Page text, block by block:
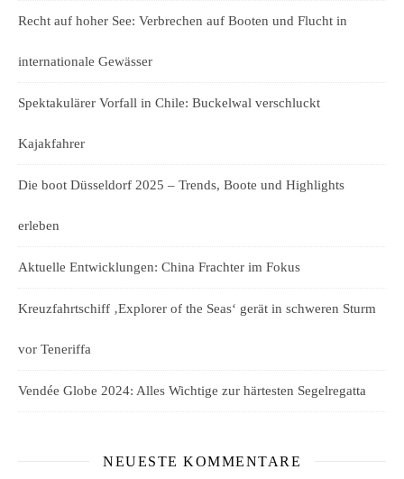
Recht auf hoher See: Verbrechen auf Booten und Flucht in
internationale Gewässer
Spektakulärer Vorfall in Chile: Buckelwal verschluckt
Kajakfahrer
Die boot Düsseldorf 2025 – Trends, Boote und Highlights
erleben
Aktuelle Entwicklungen: China Frachter im Fokus
Kreuzfahrtschiff ‚Explorer of the Seas‘ gerät in schweren Sturm
vor Teneriffa
Vendée Globe 2024: Alles Wichtige zur härtesten Segelregatta
NEUESTE KOMMENTARE